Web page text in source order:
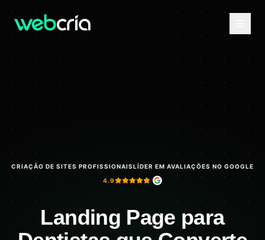
CRIAÇÃO DE SITES PROFISSIONAISLÍDER EM AVALIAÇÕES NO GOOGLE
4.9
Landing Page para